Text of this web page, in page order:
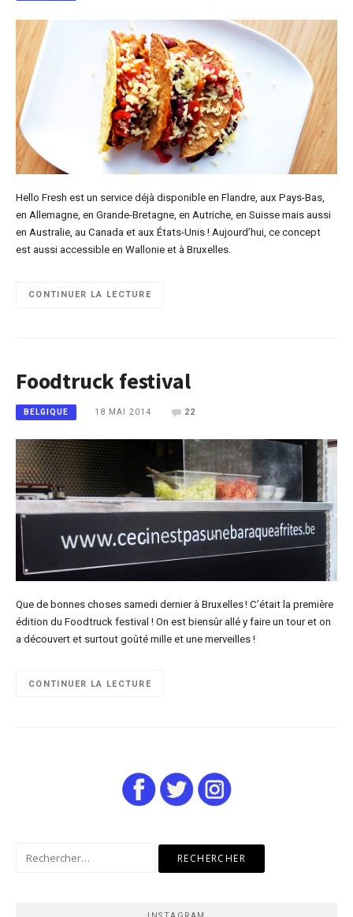
Hello Fresh est un service déjà disponible en Flandre, aux Pays-Bas,
en Allemagne, en Grande-Bretagne, en Autriche, en Suisse mais aussi
en Australie, au Canada et aux États-Unis ! Aujourd’hui, ce concept
est aussi accessible en Wallonie et à Bruxelles.
CONTINUER LA LECTURE
Foodtruck festival
BELGIQUE 18 MAI 2014 22
Que de bonnes choses samedi dernier à Bruxelles ! C’était la première
édition du Foodtruck festival ! On est biensûr allé y faire un tour et on
a découvert et surtout goûté mille et une merveilles !
CONTINUER LA LECTURE